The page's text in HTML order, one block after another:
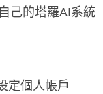
己的塔羅AI系統
定個人帳戶